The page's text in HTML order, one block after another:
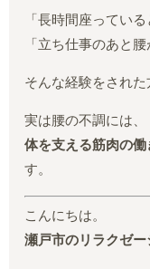
「長時間座っている
「立ち仕事のあと腰
そんな経験をされた
実は腰の不調には、
体を支える筋肉の働
す。
こんにちは。
瀬戸市のリラクゼー